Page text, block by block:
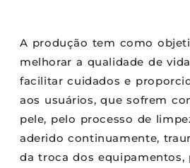
A produção tem como
melhorar a qualidade de
facilitar cuidados e
aos usuários, que sofrem
pele, pelo processo de
aderido continuamente,
da troca dos